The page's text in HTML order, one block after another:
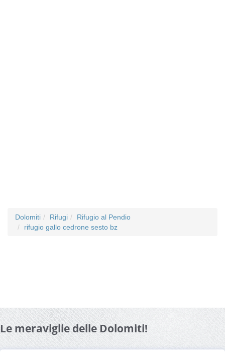
Dolomiti Rifugi
Rifugio al Pendio
rifugio gallo cedrone sesto bz
Le meraviglie delle Dolomiti!